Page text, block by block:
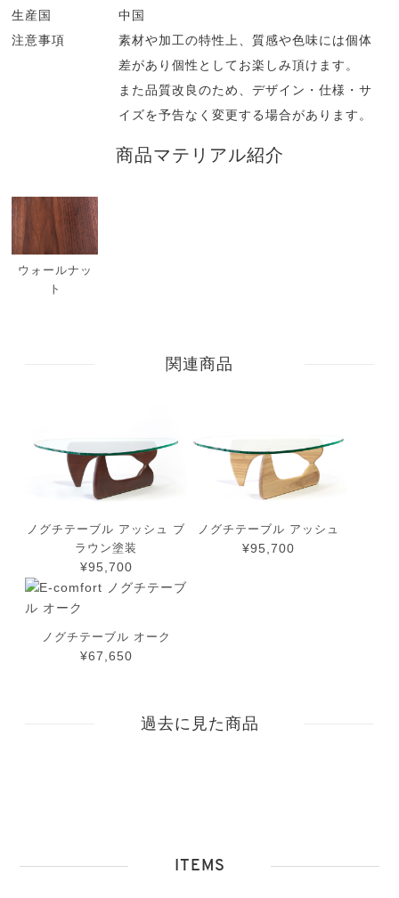
生産国
中国
注意事項
素材や加工の特性上、質感や色味には個体
差があり個性としてお楽しみ頂けます。
また品質改良のため、デザイン・仕様・サ
イズを予告なく変更する場合があります。
商品マテリアル紹介
ウォールナッ
ト
関連商品
ノグチテーブル アッシュ ブ
ラウン塗装
¥95,700
ノグチテーブル アッシュ
¥95,700
ノグチテーブル オーク
¥67,650
過去に見た商品
ITEMS